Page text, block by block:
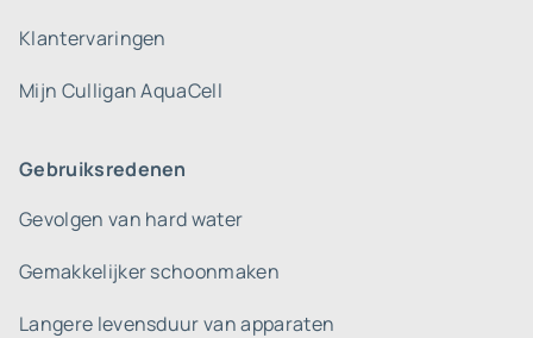
Klantervaringen
Mijn Culligan AquaCell
Gebruiksredenen
Gevolgen van hard water
Gemakkelijker schoonmaken
Langere levensduur van apparaten